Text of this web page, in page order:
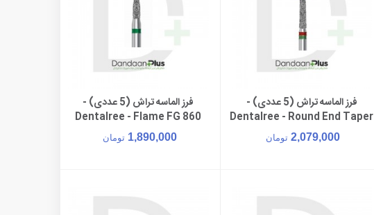
افزودن به سبد خرید
فرز الماسه تراش (5 عددی) -
Dentalree - Round End Taper
FG 850TG
2,079,000 تومان
افزودن به سبد خرید
فرز الماسه تراش (5 عددی) -
Dentalree - Flame FG 860
1,890,000 تومان